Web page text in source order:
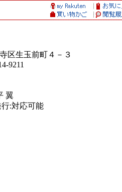
区生玉前町４－３
9211
翼
:対応可能